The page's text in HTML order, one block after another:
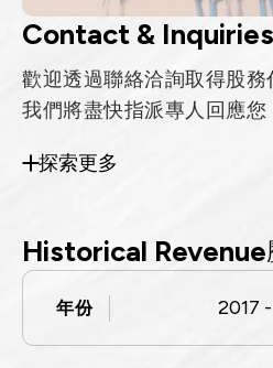
Contact & Inquiries
歡迎透過聯絡洽詢取得股務
我們將盡快指派專人回應您
探索更多
Historical Revenue
年份 2017